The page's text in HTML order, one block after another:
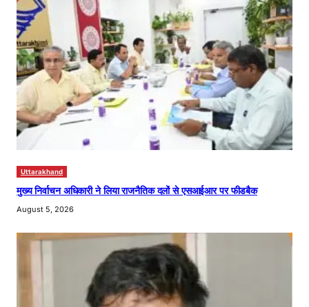
Uttarakhand
मुख्य निर्वाचन अधिकारी ने लिया राजनैतिक दलों से एसआईआर पर फीडबैक
August 5, 2026